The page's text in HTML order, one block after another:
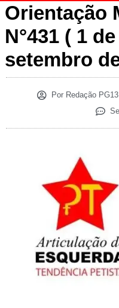
Orientação
N°431 ( 1 de
setembro
PorRedação PG13